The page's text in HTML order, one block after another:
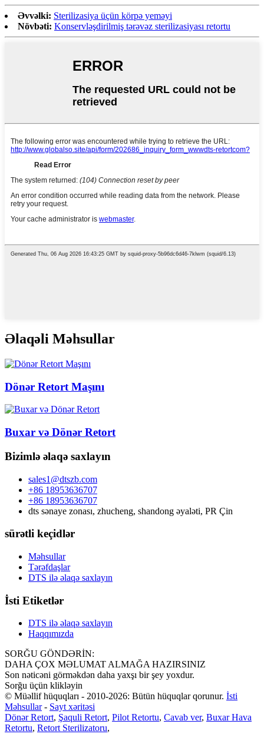
Əvvəlki: Sterilizasiya üçün körpə yeməyi
Növbəti: Konservləşdirilmiş tərəvəz sterilizasiyası retortu
Əlaqəli Məhsullar
Dönər Retort Maşını
Buxar və Dönər Retort
Bizimlə əlaqə saxlayın
sales1@dtszb.com
+86 18953636707
+86 18953636707
dts sənaye zonası, zhucheng, shandong əyaləti, PR Çin
sürətli keçidlər
Məhsullar
Tərəfdaşlar
DTS ilə əlaqə saxlayın
İsti Etiketlər
DTS ilə əlaqə saxlayın
Haqqımızda
SORĞU GÖNDƏRİN:
DAHA ÇOX MƏLUMAT ALMAĞA HAZIRSINIZ
Son nəticəni görməkdən daha yaxşı bir şey yoxdur.
Sorğu üçün klikləyin
© Müəllif hüquqları - 2010-2026: Bütün hüquqlar qorunur. İsti
Məhsullar- Sayt xəritəsi
Dönər Retort, Şaquli Retort, Pilot Retortu, Cavab ver, Buxar Hava
Retortu, Retort Sterilizatoru,